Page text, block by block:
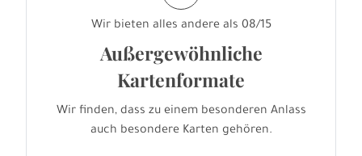
Wir bieten alles andere als 08/15
Außergewöhnliche
Kartenformate
Wir finden, dass zu einem besonderen Anlass
auch besondere Karten gehören.